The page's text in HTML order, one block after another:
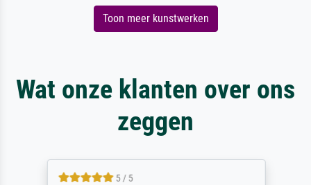
Toon meer kunstwerken
Wat onze klanten over ons
zeggen
5 / 5